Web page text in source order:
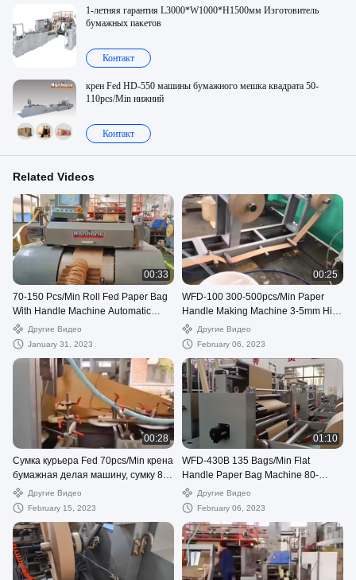
1-летняя гарантия L3000*W1000*H1500мм Изготовитель
бумажных пакетов
Контакт
крен Fed HD-550 машины бумажного мешка квадрата 50-
110pcs/Min нижний
Контакт
Related Videos
00:33
70-150 Pcs/Min Roll Fed Paper Bag
With Handle Machine Automatic
WFD-330
Другие Видео
January 31, 2023
00:25
WFD-100 300-500pcs/Min Paper
Handle Making Machine 3-5mm High
SpeedДругие Видео
February 06, 2023
00:28
Сумка курьера Fed 70pcs/Min крена
бумажная делая машину, сумку 80-
250mm пересылая делая машину
Другие Видео
February 15, 2023
01:10
WFD-430B 135 Bags/Min Flat
Handle Paper Bag Machine 80-
200mm Roll Fed Square Bottom
Другие Видео
February 06, 2023